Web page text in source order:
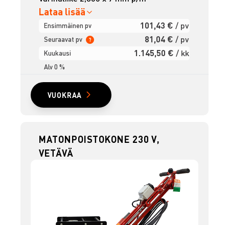
Lataa lisää
Ensimmäinen pv 101,43 € / pv
Seuraavat pv ? 81,04 € / pv
Kuukausi 1.145,50 € / kk
Alv 0 %
VUOKRAA
MATONPOISTOKONE 230 V,
VETÄVÄ